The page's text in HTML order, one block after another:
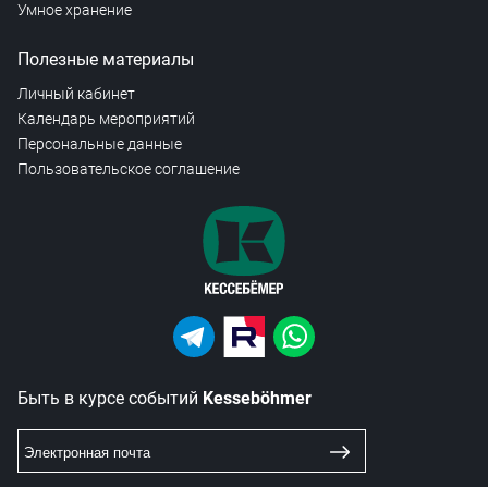
Умное хранение
Полезные материалы
Личный кабинет
Календарь мероприятий
Персональные данные
Пользовательское соглашение
Быть в курсе событий Kesseböhmer